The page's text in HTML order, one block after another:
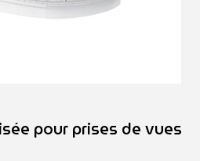
pour prises de vues